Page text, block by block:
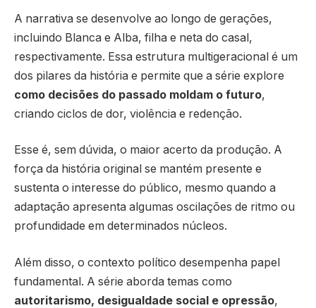
A narrativa se desenvolve ao longo de gerações,
incluindo Blanca e Alba, filha e neta do casal,
respectivamente. Essa estrutura multigeracional é um
dos pilares da história e permite que a série explore
como decisões do passado moldam o futuro,
criando ciclos de dor, violência e redenção.
Esse é, sem dúvida, o maior acerto da produção. A
força da história original se mantém presente e
sustenta o interesse do público, mesmo quando a
adaptação apresenta algumas oscilações de ritmo ou
profundidade em determinados núcleos.
Além disso, o contexto político desempenha papel
fundamental. A série aborda temas como
autoritarismo, desigualdade social e opressão,